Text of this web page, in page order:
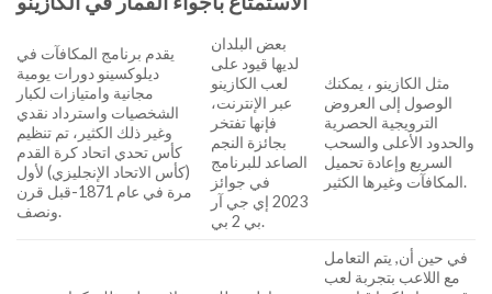
يقدم برنامج المكافآت في
ديلوكسينو دورات يومية
مجانية وامتيازات لكبار
الشخصيات واسترداد نقدي
وغير ذلك الكثير، تم تنظيم
كأس تحدي اتحاد كرة القدم
(كأس الاتحاد الإنجليزي) لأول
مرة في عام 1871-قبل قرن
ونصف.
بعض البلدان
لديها قيود على
لعب الكازينو
عبر الإنترنت،
فإنها تفتخر
بجائزة النجم
الصاعد للبرنامج
في جوائز
2023 إي جي آر
بي 2 بي.
مثل الكازينو ، يمكنك
الوصول إلى العروض
الترويجية الحصرية
والحدود الأعلى والسحب
السريع وإعادة تحميل
المكافآت وغيرها الكثير.
في حين أن, يتم التعامل
مع اللاعب بتجربة لعب